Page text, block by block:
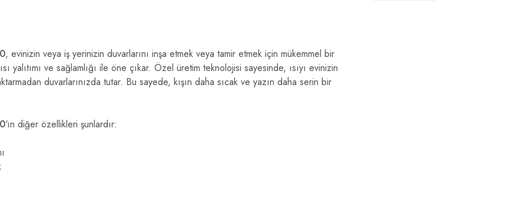
, evinizin veya iş yerinizin duvarlarını inşa etmek veya tamir etmek için mükemmel bir
yalıtımı ve sağlamlığı ile öne çıkar. Özel üretim teknolojisi sayesinde, ısıyı evinizin
duvarlarınızda tutar. Bu sayede, kışın daha sıcak ve yazın daha serin bir
‘ın diğer özellikleri şunlardır: